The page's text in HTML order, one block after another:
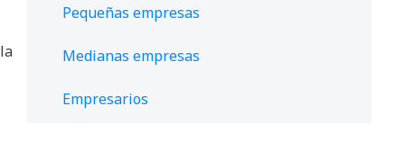
Pequeñas empresas
Medianas empresas
Empresarios